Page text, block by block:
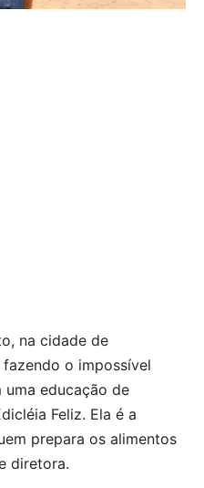
na cidade de
o impossível
uma educação de
Feliz. Ela é a
prepara os alimentos
diretora.